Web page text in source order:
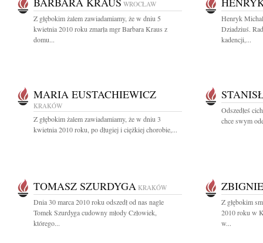
WROCŁAW
Z głębokim żalem zawiadamiamy, że w dniu 5
kwietnia 2010 roku zmarła mgr Barbara Kraus z
domu...
Henryk
Dziadziuś.
kadencji,...
MARIA EUSTACHIEWICZ
KRAKÓW
Z głębokim żalem zawiadamiamy, że w dniu 3
kwietnia 2010 roku, po długiej i ciężkiej chorobie,...
Odszedłeś
chce swym
TOMASZ SZURDYGA KRAKÓW
Dnia 30 marca 2010 roku odszedł od nas nagle
Tomek Szurdyga cudowny młody Człowiek,
którego...
Z głębokim
2010 roku w
w...